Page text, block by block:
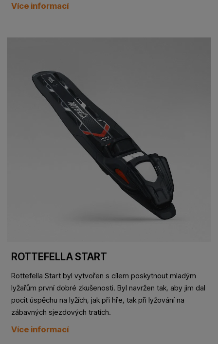
Více informací
ROTTEFELLA START
Rottefella Start byl vytvořen s cílem poskytnout mladým
lyžařům první dobré zkušenosti. Byl navržen tak, aby jim dal
pocit úspěchu na lyžích, jak při hře, tak při lyžování na
zábavných sjezdových tratích.
Více informací